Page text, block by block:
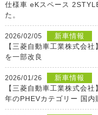
仕様車 eKスペース
た。
2026/02/05
新車情報
【三菱自動車工業株式会
を一部改良
2026/01/26
新車情報
【三菱自動車工業株式会
年のPHEVカテゴリー 国内